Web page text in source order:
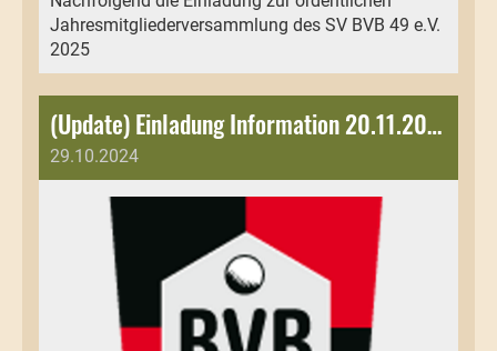
Jahresmitgliederversammlung des SV BVB 49 e.V.
2025
(Update) Einladung Information 20.11.2024 aMV
29.10.2024